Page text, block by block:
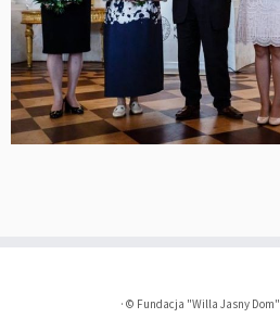
· © Fundacja "Willa Jasny Dom"